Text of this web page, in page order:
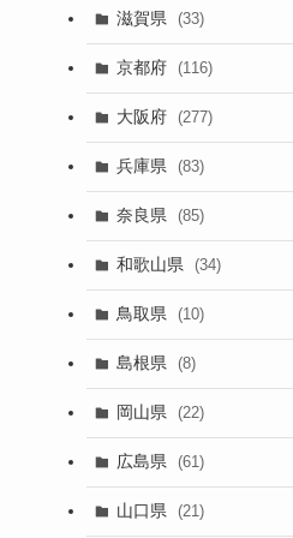
滋賀県 (33)
京都府 (116)
大阪府 (277)
兵庫県 (83)
奈良県 (85)
和歌山県 (34)
鳥取県 (10)
島根県 (8)
岡山県 (22)
広島県 (61)
山口県 (21)